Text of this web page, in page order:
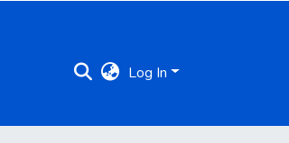
Log In